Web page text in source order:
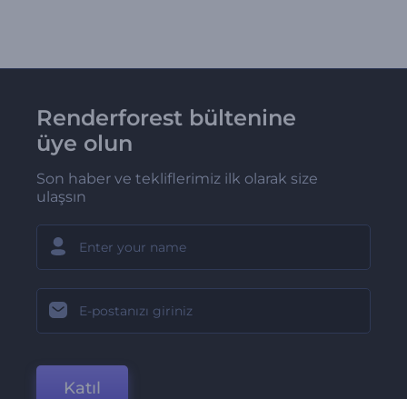
Renderforest bültenine
üye olun
Son haber ve tekliflerimiz ilk olarak size
ulaşsın
Katıl